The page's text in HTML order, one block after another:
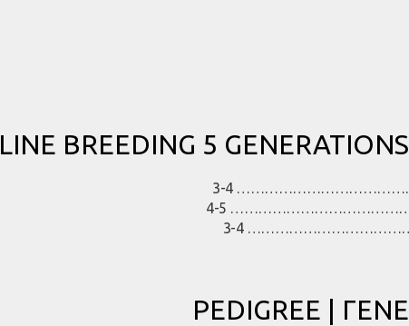
LINE BREEDING 5
3-4 ………………………………………
4-5 ………………………………………
3-4
PEDIGREE |